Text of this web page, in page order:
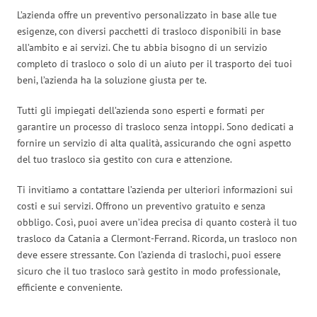
L’azienda offre un preventivo personalizzato in base alle tue
esigenze, con diversi pacchetti di trasloco disponibili in base
all’ambito e ai servizi. Che tu abbia bisogno di un servizio
completo di trasloco o solo di un aiuto per il trasporto dei tuoi
beni, l’azienda ha la soluzione giusta per te.
Tutti gli impiegati dell’azienda sono esperti e formati per
garantire un processo di trasloco senza intoppi. Sono dedicati a
fornire un servizio di alta qualità, assicurando che ogni aspetto
del tuo trasloco sia gestito con cura e attenzione.
Ti invitiamo a contattare l’azienda per ulteriori informazioni sui
costi e sui servizi. Offrono un preventivo gratuito e senza
obbligo. Così, puoi avere un’idea precisa di quanto costerà il tuo
trasloco da Catania a Clermont-Ferrand. Ricorda, un trasloco non
deve essere stressante. Con l’azienda di traslochi, puoi essere
sicuro che il tuo trasloco sarà gestito in modo professionale,
efficiente e conveniente.